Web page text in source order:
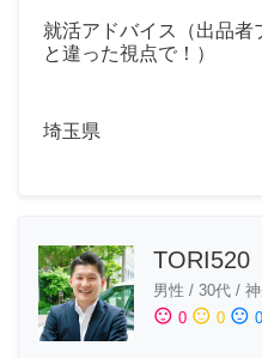
就活アドバイス（出品者
と違った視点で！）
埼玉県
TORI520
男性 / 30代 /
sentiment_satisfied 0 sentiment_neutral 0 sentiment_dissatisfied 0